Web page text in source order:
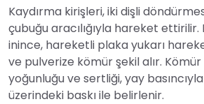
Kaydırma kirişleri, iki dişli
çubuğu aracılığıyla hareket ettirilir.
inince, hareketli plaka yukarı
ve pulverize kömür şekil alır.
yoğunluğu ve sertliği, yay
üzerindeki baskı ile belirlenir.